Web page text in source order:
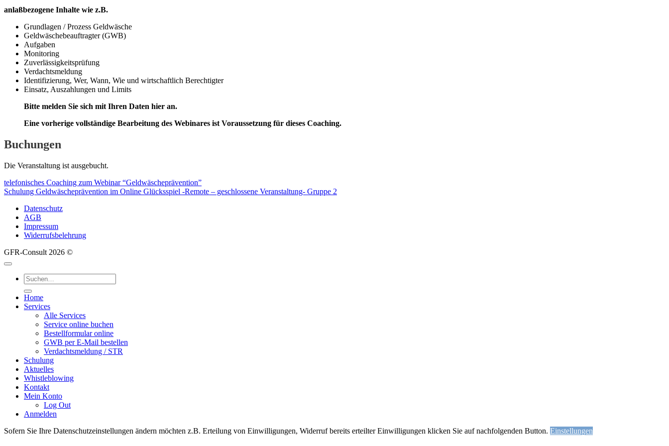
anlaßbezogene Inhalte wie z.B.
Grundlagen / Prozess Geldwäsche
Geldwäschebeauftragter (GWB)
Aufgaben
Monitoring
Zuverlässigkeitsprüfung
Verdachtsmeldung
Identifizierung, Wer, Wann, Wie und wirtschaftlich Berechtigter
Einsatz, Auszahlungen und Limits
Bitte melden Sie sich mit Ihren Daten hier an.
Eine vorherige vollständige Bearbeitung des Webinares ist Voraussetzung für dieses Coaching.
Buchungen
Die Veranstaltung ist ausgebucht.
telefonisches Coaching zum Webinar “Geldwäscheprävention”
Schulung Geldwäscheprävention im Online Glücksspiel -Remote – geschlossene Veranstaltung- Gruppe 2
Datenschutz
AGB
Impressum
Widerrufsbelehrung
GFR-Consult 2026 ©
Suche
nach:
Home
Services
Alle Services
Service online buchen
Bestellformular online
GWB per E-Mail bestellen
Verdachtsmeldung / STR
Schulung
Aktuelles
Whistleblowing
Kontakt
Mein Konto
Log Out
Anmelden
Sofern Sie Ihre Datenschutzeinstellungen ändern möchten z.B. Erteilung von Einwilligungen, Widerruf bereits erteilter Einwilligungen klicken Sie auf nachfolgenden Button. Einstellungen